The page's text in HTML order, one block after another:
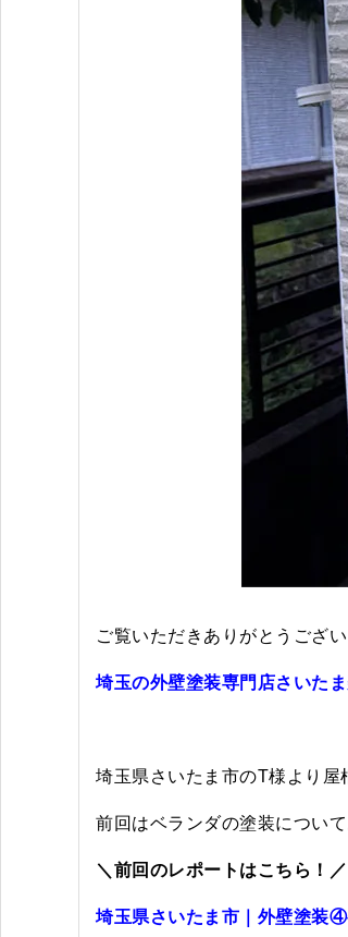
ご覧いただきありがとうござい
埼玉の外壁塗装専門店さいた
埼玉県さいたま市のT様より屋
前回はベランダの塗装について
＼前回のレポートはこちら！／
埼玉県さいたま市｜外壁塗装